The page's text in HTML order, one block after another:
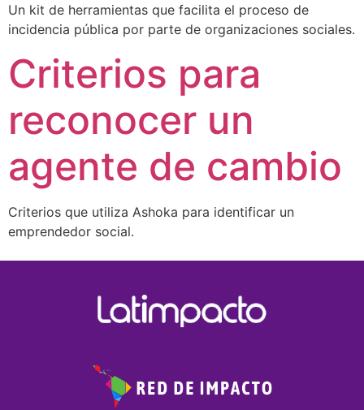
Un kit de herramientas que facilita el proceso de
incidencia pública por parte de organizaciones sociales.
Criterios para
reconocer un
agente de cambio
Criterios que utiliza Ashoka para identificar un
emprendedor social.